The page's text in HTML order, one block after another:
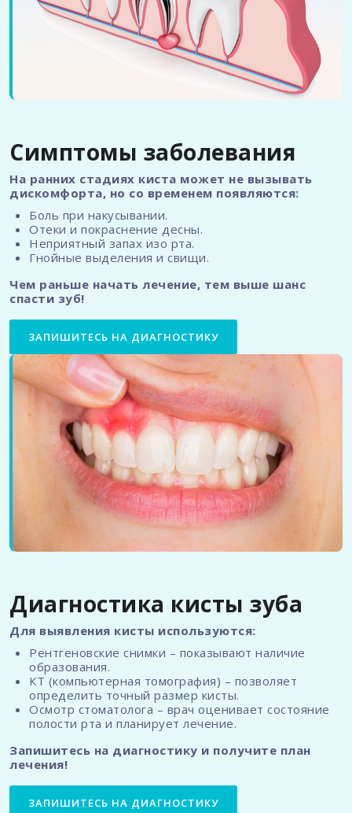
Симптомы заболевания
На ранних стадиях киста может не вызывать
дискомфорта, но со временем появляются:
Боль при накусывании.
Отеки и покраснение десны.
Неприятный запах изо рта.
Гнойные выделения и свищи.
Чем раньше начать лечение, тем выше шанс
спасти зуб!
ЗАПИШИТЕСЬ НА ДИАГНОСТИКУ
Диагностика кисты зуба
Для выявления кисты используются:
Рентгеновские снимки – показывают наличие
образования.
КТ (компьютерная томография) – позволяет
определить точный размер кисты.
Осмотр стоматолога – врач оценивает состояние
полости рта и планирует лечение.
Запишитесь на диагностику и получите план
лечения!
ЗАПИШИТЕСЬ НА ДИАГНОСТИКУ